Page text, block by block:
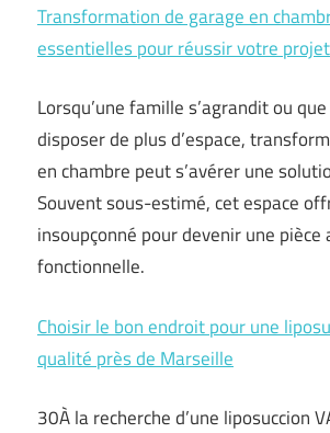
Transformation de garage en
essentielles pour réussir votre projet
Lorsqu’une famille s’agrandit ou
disposer de plus d’espace,
en chambre peut s’avérer une
Souvent sous-estimé, cet espace
insoupçonné pour devenir une
fonctionnelle.
Choisir le bon endroit pour une
qualité près de Marseille
30À la recherche d’une liposuccion